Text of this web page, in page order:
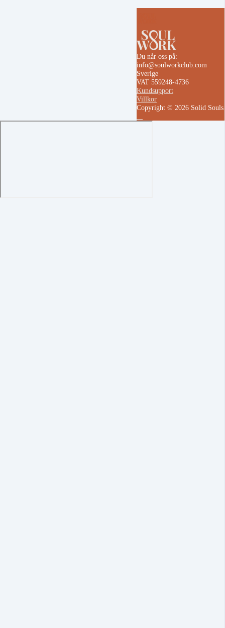
Du når oss på:
info@soulworkclub.com
Sverige
VAT 559248-4736
Kundsupport
Villkor
Copyright © 2026 Solid